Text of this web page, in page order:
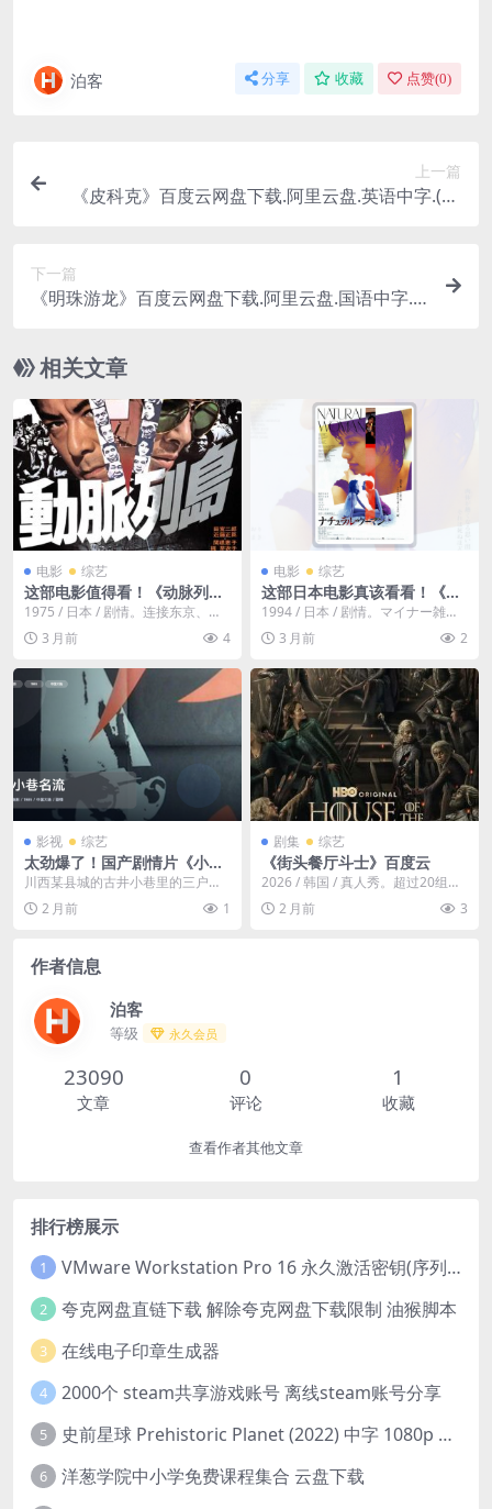
泊客 分享 收藏 点赞(0)
上一篇
《皮科克》百度云网盘下载.阿里云盘.英语中字.(20
下一篇
《明珠游龙》百度云网盘下载.阿里云盘.国语中字.(2
相关文章
电影 综艺
这部电影值得看！《动脉列
岛》
1975 / 日本 / 剧情。连接东京、中
京、近畿三大都市圈的铁路运输大
动脉——...
3 月前 4
电影 综艺
这部日本电影真该看看！《本
色女人》 1994 中文字幕 夸克
网盘 未删减 限时转存
1994 / 日本 / 剧情。マイナー雑誌
の漫画家で25歳の容子は世間から
身を隠...
3 月前 2
影视 综艺
太劲爆了！国产剧情片《小巷
名流》 1985 中文字幕 未删减
限时转存
川西某县城的古井小巷里的三户人
家——开工艺美术社卖花圈的司马
寿仙，开旧衣铺的卓寡...
2 月前 1
剧集 综艺
《街头餐厅斗士》百度云
2026 / 韩国 / 真人秀。超过20组参
赛队伍，集结顶尖明星主厨与尚未
被发掘...
2 月前 3
作者信息
泊客
等级 永久会员
23090
文章
0
评论
1
收藏
查看作者其他文章
排行榜展示
1 VMware Workstation Pro 16 永久激活密钥(序列号)
2 夸克网盘直链下载 解除夸克网盘下载限制 油猴脚本
3 在线电子印章生成器
4 2000个 steam共享游戏账号 离线steam账号分享
5 史前星球 Prehistoric Planet (2022) 中字 1080p 高清 阿里云盘 2022.5.27已更新全集
6 洋葱学院中小学免费课程集合 云盘下载